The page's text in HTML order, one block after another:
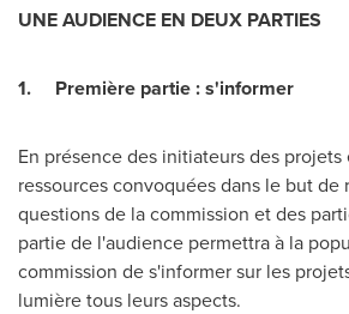
UNE AUDIENCE EN DEUX PARTIES
1. Première partie : s'informer
En présence des initiateurs des
ressources convoquées dans le but de
questions de la commission et des
partie de l'audience permettra à la
commission de s'informer sur les
lumière tous leurs aspects.